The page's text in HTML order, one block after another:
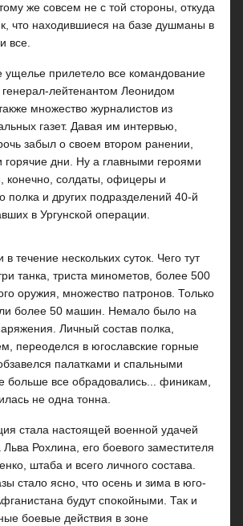
же совсем не с той стороны, откуда
что находившиеся на базе душманы в
все.
ущелье прилетело все командование
лейтенантом Леонидом
множество журналистов из
газет. Давая им интервью,
забыл о своем втором ранении,
горячие дни. Ну а главными героями
конечно, солдаты, офицеры и
полка и других подразделений 40-й
в Ургунской операции.
течение нескольких суток. Чего тут
танка, триста минометов, более 500
оружия, множество патронов. Только
более 50 машин. Немало было на
Личный состав полка,
переоделся в югославские горные
палатками и спальными
все обрадовались... финикам,
не одна тонна.
стала настоящей военной удачей
Рохлина, его боевого заместителя
штаба и всего личного состава.
стало ясно, что осень и зима в юго-
будут спокойными. Так и
боевые действия в зоне